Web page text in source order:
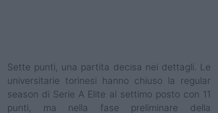
Sette punti, una partita decisa nei dettagli. Le
universitarie torinesi hanno chiuso la regular
season di Serie A Elite al settimo posto con 11
punti, ma nella fase preliminare della